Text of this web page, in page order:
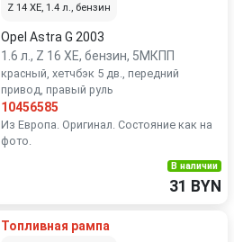
Z 14 XE, 1.4 л., бензин
Opel Astra G 2003
1.6 л., Z 16 XE, бензин, 5МКПП
красный, хетчбэк 5 дв., передний
привод, правый руль
10456585
Из Европа. Оригинал. Состояние как на
фото.
В наличии
31 BYN
Топливная рампа